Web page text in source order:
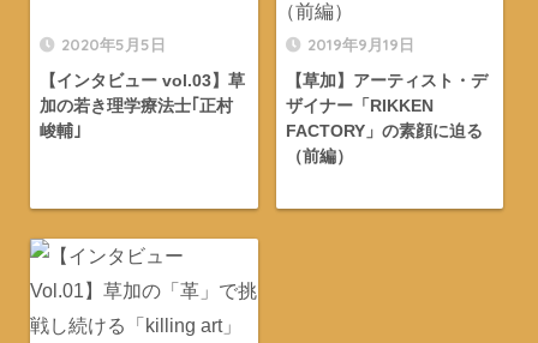
2020年5月5日
【インタビュー vol.03】草
加の若き理学療法士｢正村
峻輔｣
2019年9月19日
【草加】アーティスト・デ
ザイナー「RIKKEN
FACTORY」の素顔に迫る
（前編）